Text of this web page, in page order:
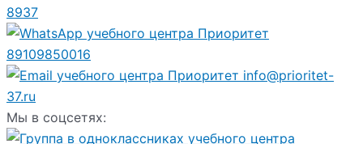
8937
89109850016
info@prioritet-
37.ru
Мы в соцсетях: